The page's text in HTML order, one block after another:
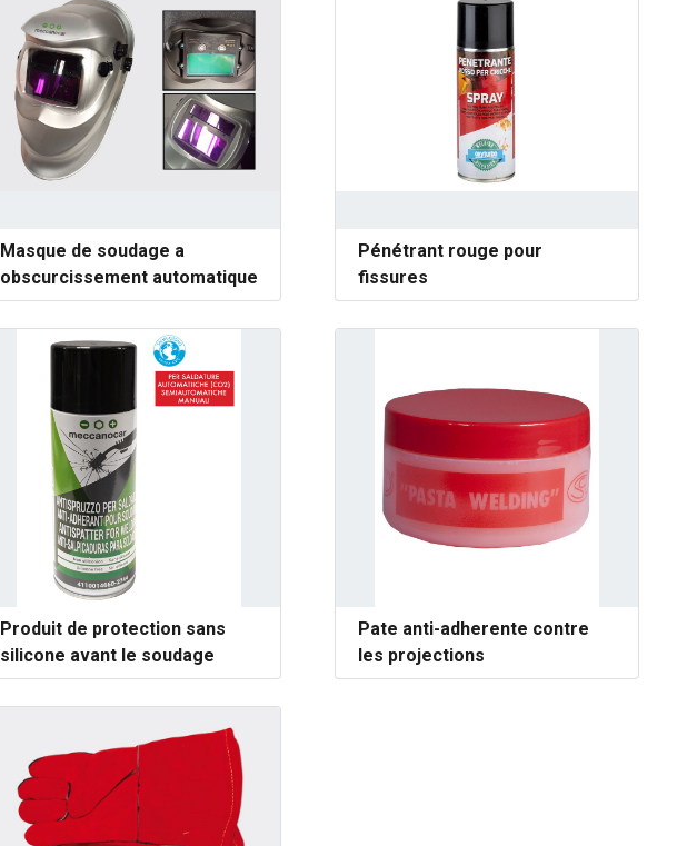
Masque de soudage a
obscurcissement automatique
Pénétrant rouge pour
fissures
Produit de protection sans
silicone avant le soudage
Pate anti-adherente contre
les projections